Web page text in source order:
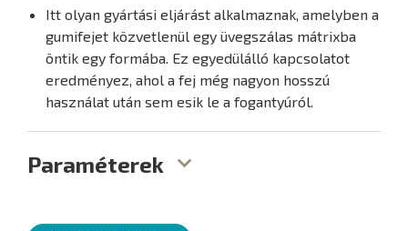
Itt olyan gyártási eljárást alkalmaznak, amelyben a
gumifejet közvetlenül egy üvegszálas mátrixba
öntik egy formába. Ez egyedülálló kapcsolatot
eredményez, ahol a fej még nagyon hosszú
használat után sem esik le a fogantyúról.
Paraméterek